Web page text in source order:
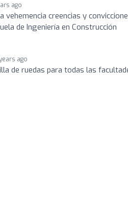
ago
vehemencia creencias y
de Ingeniería en Construcción
ago
de ruedas para todas las